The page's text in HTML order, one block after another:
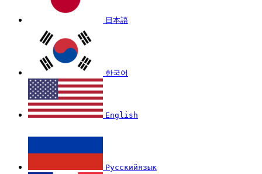
日本語
한국어
English
Русскийязык